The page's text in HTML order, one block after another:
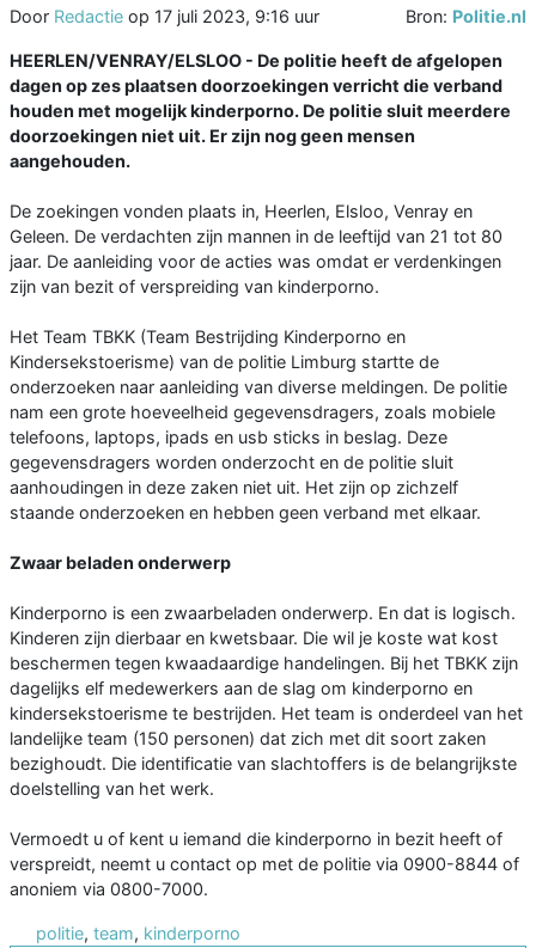
Door Redactie op 17 juli 2023, 9:16 uur Bron: Politie.nl
HEERLEN/VENRAY/ELSLOO - De politie heeft de afgelopen
dagen op zes plaatsen doorzoekingen verricht die verband
houden met mogelijk kinderporno. De politie sluit meerdere
doorzoekingen niet uit. Er zijn nog geen mensen
aangehouden.
De zoekingen vonden plaats in, Heerlen, Elsloo, Venray en
Geleen. De verdachten zijn mannen in de leeftijd van 21 tot 80
jaar. De aanleiding voor de acties was omdat er verdenkingen
zijn van bezit of verspreiding van kinderporno.
Het Team TBKK (Team Bestrijding Kinderporno en
Kindersekstoerisme) van de politie Limburg startte de
onderzoeken naar aanleiding van diverse meldingen. De politie
nam een grote hoeveelheid gegevensdragers, zoals mobiele
telefoons, laptops, ipads en usb sticks in beslag. Deze
gegevensdragers worden onderzocht en de politie sluit
aanhoudingen in deze zaken niet uit. Het zijn op zichzelf
staande onderzoeken en hebben geen verband met elkaar.
Zwaar beladen onderwerp
Kinderporno is een zwaarbeladen onderwerp. En dat is logisch.
Kinderen zijn dierbaar en kwetsbaar. Die wil je koste wat kost
beschermen tegen kwaadaardige handelingen. Bij het TBKK zijn
dagelijks elf medewerkers aan de slag om kinderporno en
kindersekstoerisme te bestrijden. Het team is onderdeel van het
landelijke team (150 personen) dat zich met dit soort zaken
bezighoudt. Die identificatie van slachtoffers is de belangrijkste
doelstelling van het werk.
Vermoedt u of kent u iemand die kinderporno in bezit heeft of
verspreidt, neemt u contact op met de politie via 0900-8844 of
anoniem via 0800-7000.
politie, team, kinderporno